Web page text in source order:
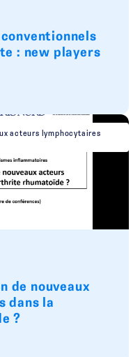
: new players
acteurs lymphocytaires
de nouveaux
dans la
?